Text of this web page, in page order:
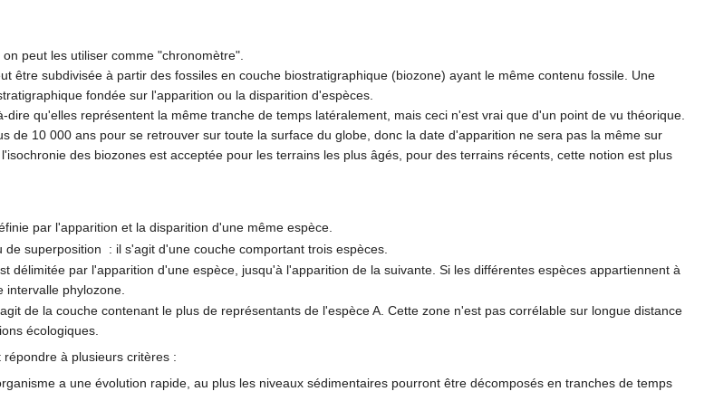
peut les utiliser comme "chronomètre".
être subdivisée à partir des fossiles en couche biostratigraphique (biozone) ayant le même contenu fossile. Une
fondée sur l'apparition ou la disparition d'espèces.
dire qu'elles représentent la même tranche de temps latéralement, mais ceci n'est vrai que d'un point de vu théorique.
de 10 000 ans pour se retrouver sur toute la surface du globe, donc la date d'apparition ne sera pas la même sur
des biozones est acceptée pour les terrains les plus âgés, pour des terrains récents, cette notion est plus
par l'apparition et la disparition d'une même espèce.
superposition : il s'agit d'une couche comportant trois espèces.
délimitée par l'apparition d'une espèce, jusqu'à l'apparition de la suivante. Si les différentes espèces appartiennent à
phylozone.
de la couche contenant le plus de représentants de l'espèce A. Cette zone n'est pas corrélable sur longue distance
écologiques.
à plusieurs critères :
a une évolution rapide, au plus les niveaux sédimentaires pourront être décomposés en tranches de temps